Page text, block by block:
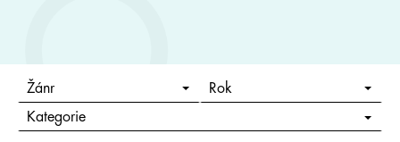
Žánr Rok
Kategorie